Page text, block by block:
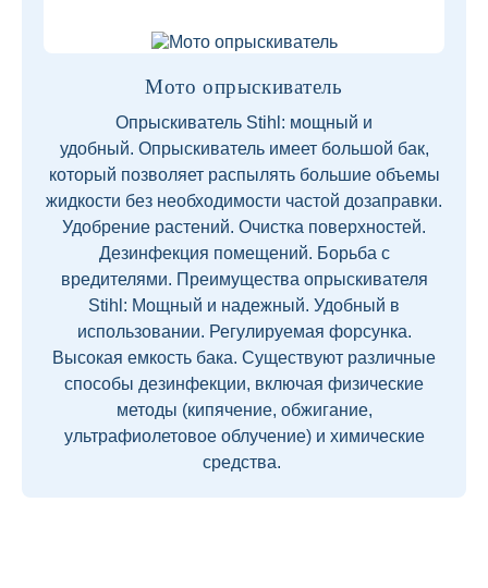
Мото опрыскиватель
Опрыскиватель Stihl: мощный и
удобный. Опрыскиватель имеет большой бак,
который позволяет распылять большие объемы
жидкости без необходимости частой дозаправки.
Удобрение растений. Очистка поверхностей.
Дезинфекция помещений. Борьба с
вредителями. Преимущества опрыскивателя
Stihl: Мощный и надежный. Удобный в
использовании. Регулируемая форсунка.
Высокая емкость бака. Существуют различные
способы дезинфекции, включая физические
методы (кипячение, обжигание,
ультрафиолетовое облучение) и химические
средства.